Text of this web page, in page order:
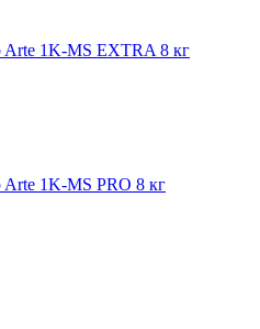
1K-MS EXTRA 8 кг
1K-MS PRO 8 кг